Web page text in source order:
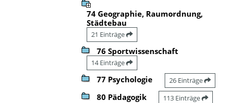
74 Geographie, Raumordnung,
Städtebau
21 Einträge
76 Sportwissenschaft
14 Einträge
77 Psychologie 26 Einträge
80 Pädagogik 113 Einträge